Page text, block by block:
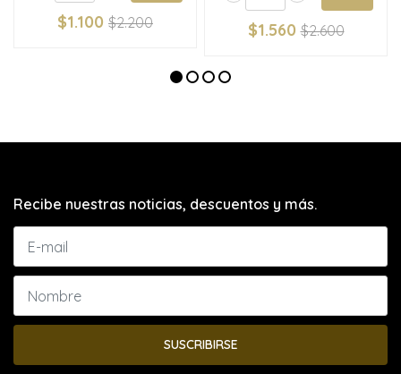
$1.100 $2.200 $1.560 $2.600
Recibe nuestras noticias, descuentos y más.
SUSCRIBIRSE